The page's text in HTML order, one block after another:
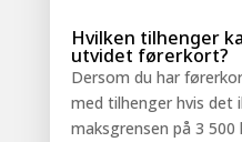
Hvilken tilhenger
utvidet førerkort?
Dersom du har
med tilhenger hvis det
maksgrensen på 3